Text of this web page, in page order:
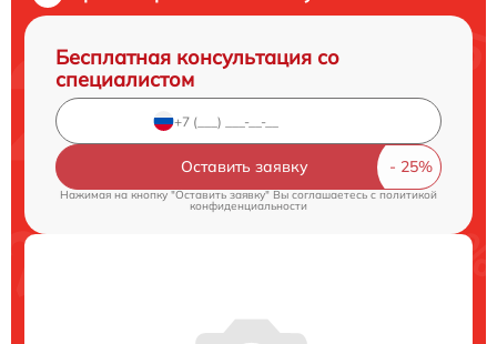
Бесплатная консультация со
специалистом
Оставить заявку
Нажимая на кнопку "Оставить заявку" Вы соглашаетесь cполитикой
конфиденциальности